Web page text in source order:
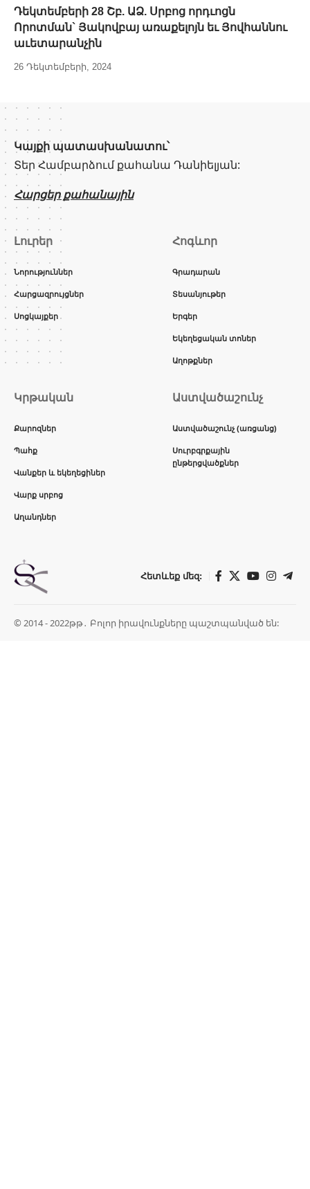
Դեկտեմբերի 28 Շբ. ԱՁ. Սրբոց որդւոցն
Որոտման` Յակովբայ առաքելոյն եւ Յովհաննու
աւետարանչին
26 Դեկտեմբերի, 2024
Կայքի պատասխանատու՝
Տեր Համբարձում քահանա Դանիելյան:
Հարցեր քահանային
Լուրեր
Նորություններ
Հարցազրույցներ
Սոցկայքեր
Հոգևոր
Գրադարան
Տեսանյութեր
Երգեր
Եկեղեցական տոներ
Աղոթքներ
Կրթական
Քարոզներ
Պահք
Վանքեր և եկեղեցիներ
Վարք սրբոց
Աղանդներ
Աստվածաշունչ
Աստվածաշունչ (առցանց)
Սուրբգրքային
ընթերցվածքներ
Հետևեք մեզ:
© 2014 - 2022թթ․ Բոլոր իրավունքները պաշտպանված են: